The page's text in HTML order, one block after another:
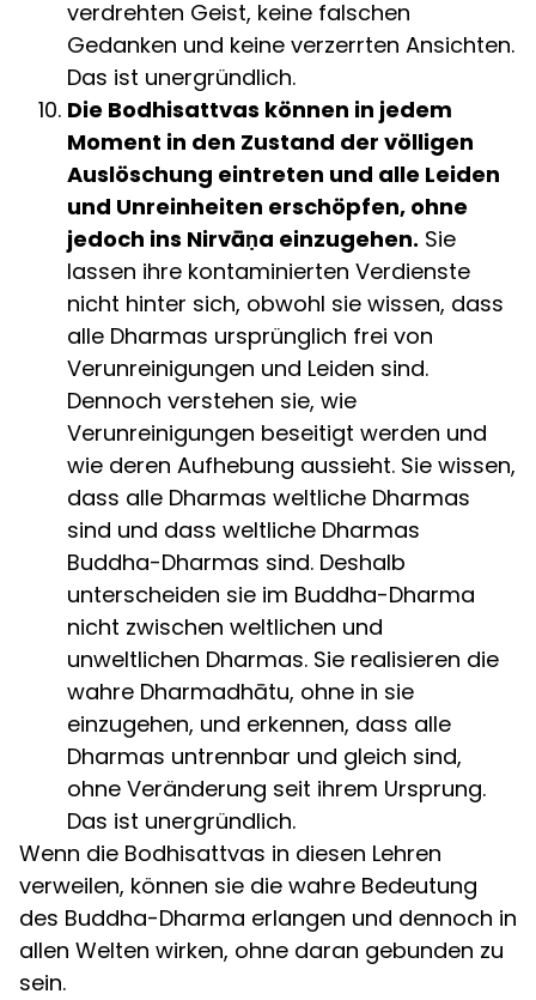
verdrehten Geist, keine falschen
Gedanken und keine verzerrten Ansichten.
Das ist unergründlich.
Die Bodhisattvas können in jedem
Moment in den Zustand der völligen
Auslöschung eintreten und alle Leiden
und Unreinheiten erschöpfen, ohne
jedoch ins Nirvāṇa einzugehen. Sie
lassen ihre kontaminierten Verdienste
nicht hinter sich, obwohl sie wissen, dass
alle Dharmas ursprünglich frei von
Verunreinigungen und Leiden sind.
Dennoch verstehen sie, wie
Verunreinigungen beseitigt werden und
wie deren Aufhebung aussieht. Sie wissen,
dass alle Dharmas weltliche Dharmas
sind und dass weltliche Dharmas
Buddha-Dharmas sind. Deshalb
unterscheiden sie im Buddha-Dharma
nicht zwischen weltlichen und
unweltlichen Dharmas. Sie realisieren die
wahre Dharmadhātu, ohne in sie
einzugehen, und erkennen, dass alle
Dharmas untrennbar und gleich sind,
ohne Veränderung seit ihrem Ursprung.
Das ist unergründlich.
Wenn die Bodhisattvas in diesen Lehren
verweilen, können sie die wahre Bedeutung
des Buddha-Dharma erlangen und dennoch in
allen Welten wirken, ohne daran gebunden zu
sein.